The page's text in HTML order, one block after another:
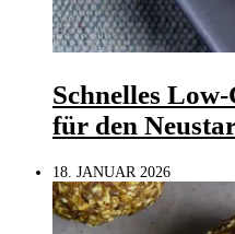
Schnelles
für den
18. JANUAR 2026